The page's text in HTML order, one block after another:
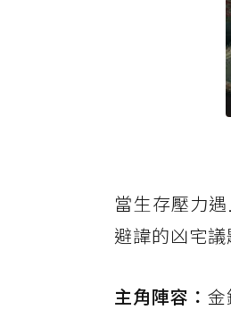
當生存壓力
避諱的凶宅
主角陣容：